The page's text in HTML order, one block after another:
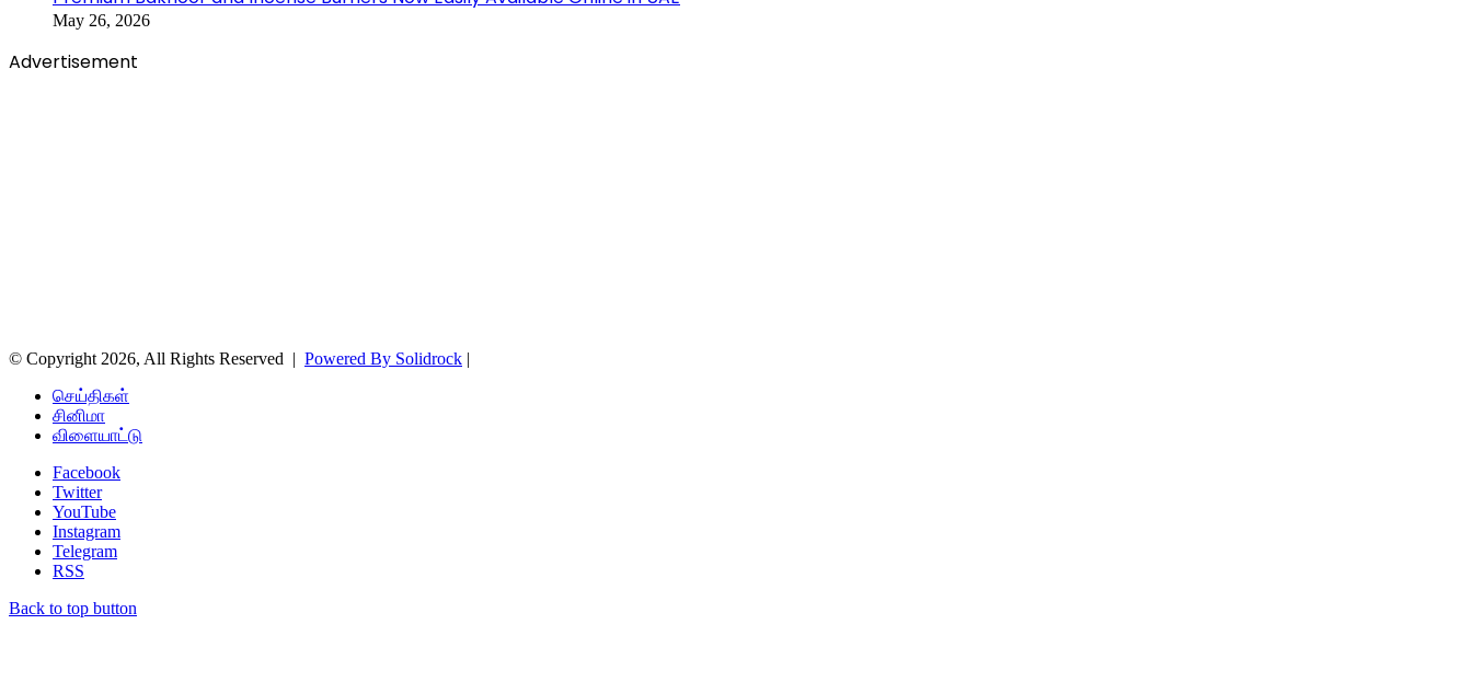
May 26, 2026
Advertisement
© Copyright 2026, All Rights Reserved | Powered By Solidrock |
செய்திகள்
சினிமா
விளையாட்டு
Facebook
Twitter
YouTube
Instagram
Telegram
RSS
Back to top button